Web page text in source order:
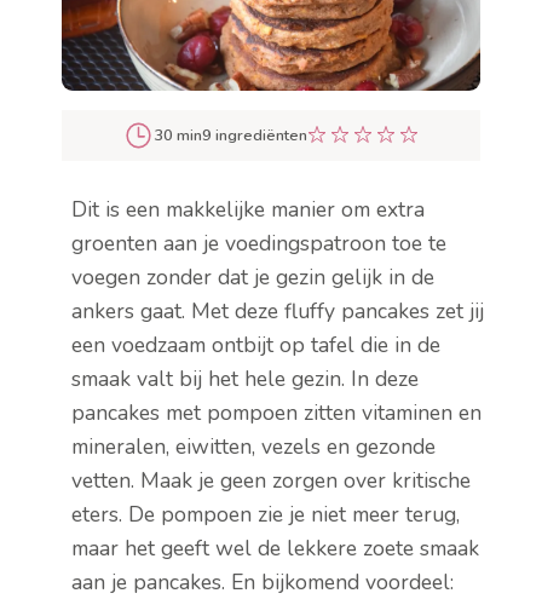
30 min9 ingrediënten
Dit is een makkelijke manier om extra
groenten aan je voedingspatroon toe te
voegen zonder dat je gezin gelijk in de
ankers gaat. Met deze fluffy pancakes zet jij
een voedzaam ontbijt op tafel die in de
smaak valt bij het hele gezin. In deze
pancakes met pompoen zitten vitaminen en
mineralen, eiwitten, vezels en gezonde
vetten. Maak je geen zorgen over kritische
eters. De pompoen zie je niet meer terug,
maar het geeft wel de lekkere zoete smaak
aan je pancakes. En bijkomend voordeel: